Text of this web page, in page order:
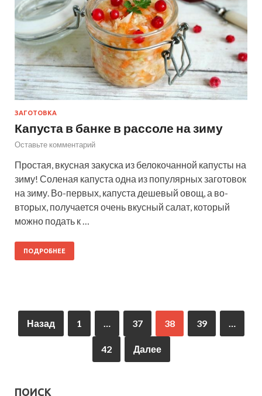
ЗАГОТОВКА
Капуста в банке в рассоле на зиму
Оставьте комментарий
Простая, вкусная закуска из белокочанной капусты на
зиму! Соленая капуста одна из популярных заготовок
на зиму. Во-первых, капуста дешевый овощ, а во-
вторых, получается очень вкусный салат, который
можно подать к …
ПОДРОБНЕЕ
Назад 1 … 37 38 39 …
42 Далее
ПОИСК